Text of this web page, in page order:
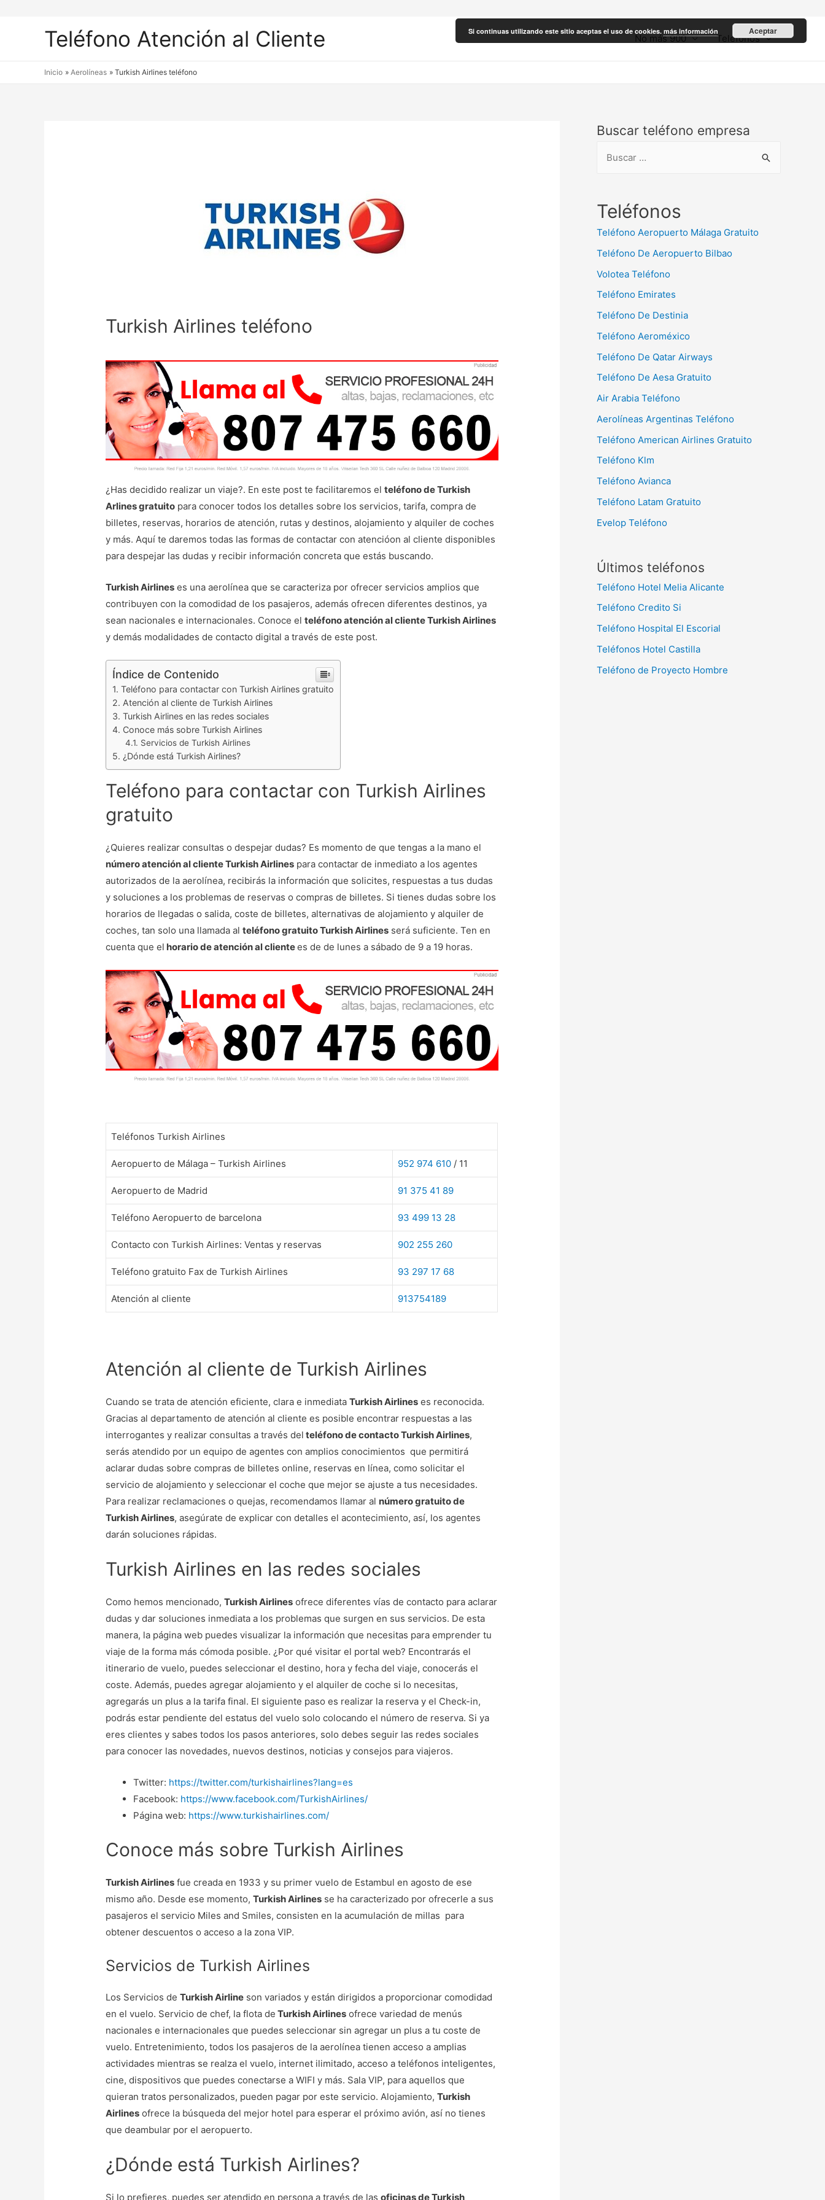
Teléfono Atención al Cliente No más 900 Teléfonos
Inicio Aerolíneas Turkish Airlines teléfono
Turkish Airlines teléfono
¿Has decidido realizar un viaje?. En este post te facilitaremos elteléfono de Turkish
Arlines gratuito para conocer todos los detalles sobre los servicios, tarifa, compra de
billetes, reservas, horarios de atención, rutas y destinos, alojamiento y alquiler de coches
y más. Aquí te daremos todas las formas de contactar con atencióon al cliente disponibles
para despejar las dudas y recibir información concreta que estás buscando.
Turkish Airlines es una aerolínea que se caracteriza por ofrecer servicios amplios que
contribuyen con la comodidad de los pasajeros, además ofrecen diferentes destinos, ya
sean nacionales e internacionales. Conoce elteléfono atención al cliente Turkish Airlines
y demás modalidades de contacto digital a través de este post.
Índice de Contenido
Teléfono para contactar con Turkish Airlines gratuito
Atención al cliente de Turkish Airlines
Turkish Airlines en las redes sociales
Conoce más sobre Turkish Airlines
Servicios de Turkish Airlines
¿Dónde está Turkish Airlines?
Teléfono para contactar con Turkish Airlines
gratuito
¿Quieres realizar consultas o despejar dudas? Es momento de que tengas a la mano el
número atención al cliente Turkish Airlines para contactar de inmediato a los agentes
autorizados de la aerolínea, recibirás la información que solicites, respuestas a tus dudas
y soluciones a los problemas de reservas o compras de billetes. Si tienes dudas sobre los
horarios de llegadas o salida, coste de billetes, alternativas de alojamiento y alquiler de
coches, tan solo una llamada alteléfono gratuito Turkish Airlines será suficiente. Ten en
cuenta que el horario de atención al clientees de de lunes a sábado de 9 a 19 horas.
Teléfonos Turkish Airlines
Aeropuerto de Málaga – Turkish Airlines 952 974 610 / 11
Aeropuerto de Madrid 91 375 41 89
Teléfono Aeropuerto de barcelona 93 499 13 28
Contacto con Turkish Airlines: Ventas y reservas 902 255 260
Teléfono gratuito Fax de Turkish Airlines 93 297 17 68
Atención al cliente 913754189
Atención al cliente de Turkish Airlines
Cuando se trata de atención eficiente, clara e inmediataTurkish Airlines es reconocida.
Gracias al departamento de atención al cliente es posible encontrar respuestas a las
interrogantes y realizar consultas a través del teléfono de contacto Turkish Airlines,
serás atendido por un equipo de agentes con amplios conocimientos que permitirá
aclarar dudas sobre compras de billetes online, reservas en línea, como solicitar el
servicio de alojamiento y seleccionar el coche que mejor se ajuste a tus necesidades.
Para realizar reclamaciones o quejas, recomendamos llamar al número gratuito de
Turkish Airlines, asegúrate de explicar con detalles el acontecimiento, así, los agentes
darán soluciones rápidas.
Turkish Airlines en las redes sociales
Como hemos mencionado,Turkish Airlines ofrece diferentes vías de contacto para aclarar
dudas y dar soluciones inmediata a los problemas que surgen en sus servicios. De esta
manera, la página web puedes visualizar la información que necesitas para emprender tu
viaje de la forma más cómoda posible. ¿Por qué visitar el portal web? Encontrarás el
itinerario de vuelo, puedes seleccionar el destino, hora y fecha del viaje, conocerás el
coste. Además, puedes agregar alojamiento y el alquiler de coche si lo necesitas,
agregarás un plus a la tarifa final. El siguiente paso es realizar la reserva y el Check-in,
podrás estar pendiente del estatus del vuelo solo colocando el número de reserva. Si ya
eres clientes y sabes todos los pasos anteriores, solo debes seguir las redes sociales
para conocer las novedades, nuevos destinos, noticias y consejos para viajeros.
Twitter: https://twitter.com/turkishairlines?lang=es
Facebook: https://www.facebook.com/TurkishAirlines/
Página web: https://www.turkishairlines.com/
Conoce más sobre Turkish Airlines
Turkish Airlines fue creada en 1933 y su primer vuelo de Estambul en agosto de ese
mismo año. Desde ese momento,Turkish Airlines se ha caracterizado por ofrecerle a sus
pasajeros el servicio Miles and Smiles, consisten en la acumulación de millas para
obtener descuentos o acceso a la zona VIP.
Servicios de Turkish Airlines
Los Servicios deTurkish Airline son variados y están dirigidos a proporcionar comodidad
en el vuelo. Servicio de chef, la flota de Turkish Airlines ofrece variedad de menús
nacionales e internacionales que puedes seleccionar sin agregar un plus a tu coste de
vuelo. Entretenimiento, todos los pasajeros de la aerolínea tienen acceso a amplias
actividades mientras se realza el vuelo, internet ilimitado, acceso a teléfonos inteligentes,
cine, dispositivos que puedes conectarse a WIFI y más. Sala VIP, para aquellos que
quieran tratos personalizados, pueden pagar por este servicio. Alojamiento,Turkish
Airlines ofrece la búsqueda del mejor hotel para esperar el próximo avión, así no tienes
que deambular por el aeropuerto.
¿Dónde está Turkish Airlines?
Si lo prefieres, puedes ser atendido en persona a través de lasoficinas de Turkish
Buscar teléfono empresa
c
Teléfonos
Teléfono Aeropuerto Málaga Gratuito
Teléfono De Aeropuerto Bilbao
Volotea Teléfono
Teléfono Emirates
Teléfono De Destinia
Teléfono Aeroméxico
Teléfono De Qatar Airways
Teléfono De Aesa Gratuito
Air Arabia Teléfono
Aerolíneas Argentinas Teléfono
Teléfono American Airlines Gratuito
Teléfono Klm
Teléfono Avianca
Teléfono Latam Gratuito
Evelop Teléfono
Últimos teléfonos
Teléfono Hotel Melia Alicante
Teléfono Credito Si
Teléfono Hospital El Escorial
Teléfonos Hotel Castilla
Teléfono de Proyecto Hombre
Si continuas utilizando este sitio aceptas el uso de cookies. más información Aceptar